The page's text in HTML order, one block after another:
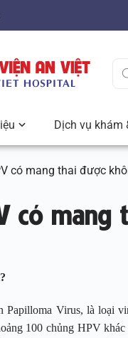
Dịch vụ khám
có mang thai được
có mang
Papilloma Virus, là loại
100 chủng HPV